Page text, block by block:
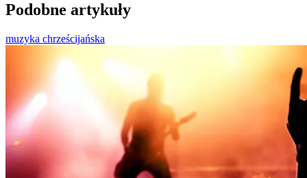
Podobne artykuły
muzyka chrześcijańska